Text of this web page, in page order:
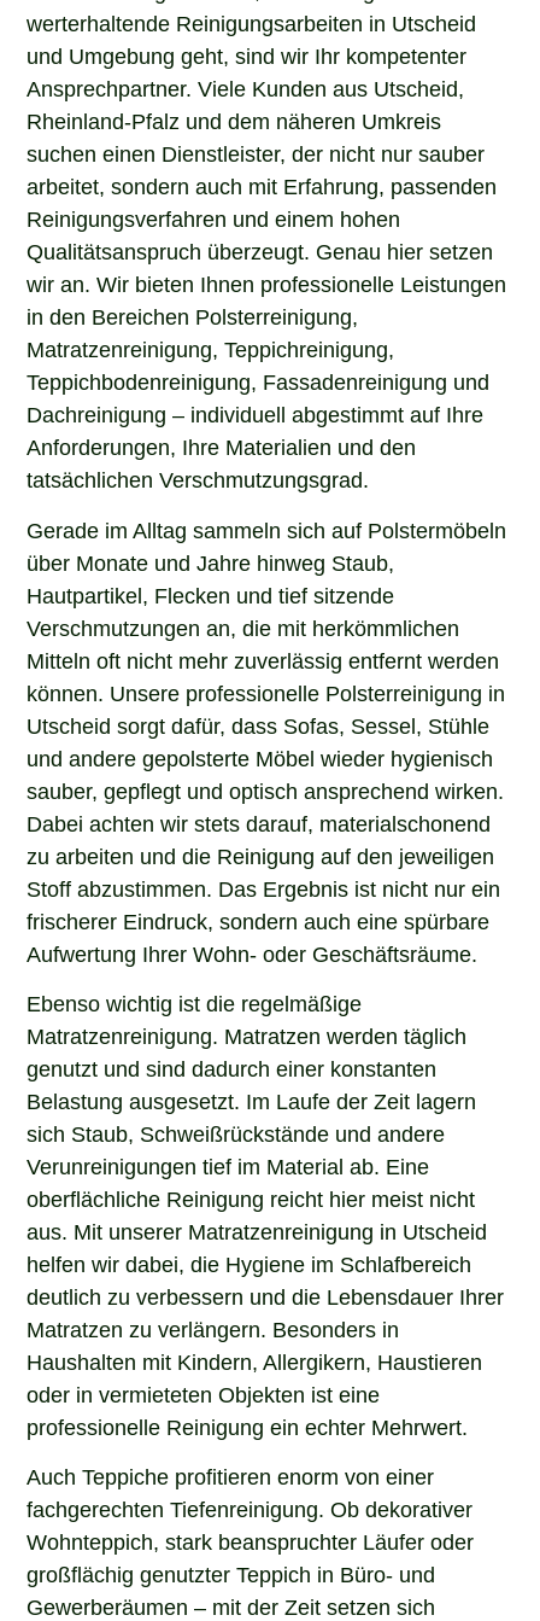
werterhaltende Reinigungsarbeiten in Utscheid
und Umgebung geht, sind wir Ihr kompetenter
Ansprechpartner. Viele Kunden aus Utscheid,
Rheinland-Pfalz und dem näheren Umkreis
suchen einen Dienstleister, der nicht nur sauber
arbeitet, sondern auch mit Erfahrung, passenden
Reinigungsverfahren und einem hohen
Qualitätsanspruch überzeugt. Genau hier setzen
wir an. Wir bieten Ihnen professionelle Leistungen
in den Bereichen Polsterreinigung,
Matratzenreinigung, Teppichreinigung,
Teppichbodenreinigung, Fassadenreinigung und
Dachreinigung – individuell abgestimmt auf Ihre
Anforderungen, Ihre Materialien und den
tatsächlichen Verschmutzungsgrad.
Gerade im Alltag sammeln sich auf Polstermöbeln
über Monate und Jahre hinweg Staub,
Hautpartikel, Flecken und tief sitzende
Verschmutzungen an, die mit herkömmlichen
Mitteln oft nicht mehr zuverlässig entfernt werden
können. Unsere professionelle Polsterreinigung in
Utscheid sorgt dafür, dass Sofas, Sessel, Stühle
und andere gepolsterte Möbel wieder hygienisch
sauber, gepflegt und optisch ansprechend wirken.
Dabei achten wir stets darauf, materialschonend
zu arbeiten und die Reinigung auf den jeweiligen
Stoff abzustimmen. Das Ergebnis ist nicht nur ein
frischerer Eindruck, sondern auch eine spürbare
Aufwertung Ihrer Wohn- oder Geschäftsräume.
Ebenso wichtig ist die regelmäßige
Matratzenreinigung. Matratzen werden täglich
genutzt und sind dadurch einer konstanten
Belastung ausgesetzt. Im Laufe der Zeit lagern
sich Staub, Schweißrückstände und andere
Verunreinigungen tief im Material ab. Eine
oberflächliche Reinigung reicht hier meist nicht
aus. Mit unserer Matratzenreinigung in Utscheid
helfen wir dabei, die Hygiene im Schlafbereich
deutlich zu verbessern und die Lebensdauer Ihrer
Matratzen zu verlängern. Besonders in
Haushalten mit Kindern, Allergikern, Haustieren
oder in vermieteten Objekten ist eine
professionelle Reinigung ein echter Mehrwert.
Auch Teppiche profitieren enorm von einer
fachgerechten Tiefenreinigung. Ob dekorativer
Wohnteppich, stark beanspruchter Läufer oder
großflächig genutzter Teppich in Büro- und
Gewerberäumen – mit der Zeit setzen sich